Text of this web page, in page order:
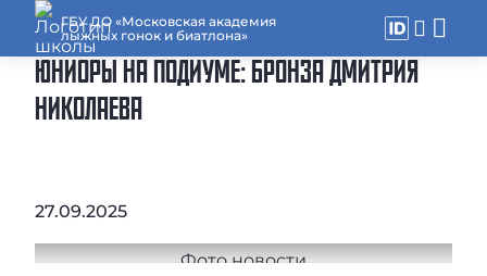
ГБУ ДО «Московская академия
лыжных гонок и биатлона»
ЮНИОРЫ НА ПОДИУМЕ: БРОНЗА ДМИТРИЯ
НИКОЛАЕВА
27.09.2025